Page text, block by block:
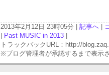
2013年2月12日 23時05分 | 記事へ
Past MUSIC in 2013
トラックバックURL：http://
※ブログ管理者が承認するまで表示